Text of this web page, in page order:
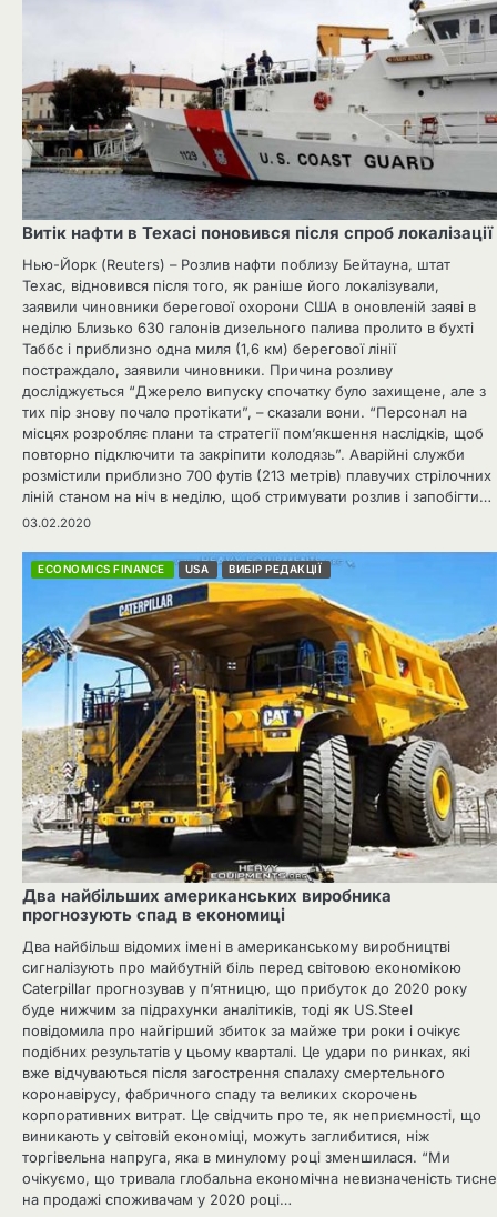
Витік нафти в Техасі поновився після спроб локалізації
Нью-Йорк (Reuters) – Розлив нафти поблизу Бейтауна, штат
Техас, відновився після того, як раніше його локалізували,
заявили чиновники берегової охорони США в оновленій заяві в
неділю Близько 630 галонів дизельного палива пролито в бухті
Таббс і приблизно одна миля (1,6 км) берегової лінії
постраждало, заявили чиновники. Причина розливу
досліджується “Джерело випуску спочатку було захищене, але з
тих пір знову почало протікати”, – сказали вони. “Персонал на
місцях розробляє плани та стратегії пом’якшення наслідків, щоб
повторно підключити та закріпити колодязь”. Аварійні служби
розмістили приблизно 700 футів (213 метрів) плавучих стрілочних
ліній станом на ніч в неділю, щоб стримувати розлив і запобігти…
03.02.2020
ECONOMICS FINANCE USA ВИБІР РЕДАКЦІЇ
Два найбільших американських виробника
прогнозують спад в економиці
Два найбільш відомих імені в американському виробництві
сигналізують про майбутній біль перед світовою економікою
Caterpillar прогнозував у п’ятницю, що прибуток до 2020 року
буде нижчим за підрахунки аналітиків, тоді як US.Steel
повідомила про найгірший збиток за майже три роки і очікує
подібних результатів у цьому кварталі. Це удари по ринках, які
вже відчуваються після загострення спалаху смертельного
коронавірусу, фабричного спаду та великих скорочень
корпоративних витрат. Це свідчить про те, як неприємності, що
виникають у світовій економіці, можуть заглибитися, ніж
торгівельна напруга, яка в минулому році зменшилася. “Ми
очікуємо, що тривала глобальна економічна невизначеність тисне
на продажі споживачам у 2020 році…